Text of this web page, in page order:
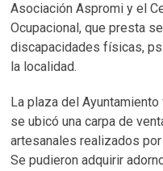
Asociación Aspromi y el
Ocupacional, que presta
discapacidades físicas,
la localidad.
La plaza del
se ubicó una carpa de
artesanales realizados
Se pudieron adquirir